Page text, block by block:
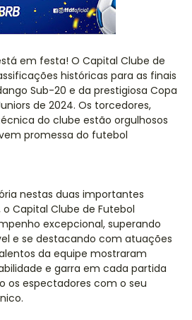
em festa! O Capital Clube de
históricas para as finais
Sub-20 e da prestigiosa Copa
de 2024. Os torcedores,
do clube estão orgulhosos
promessa do futebol
nestas duas importantes
Capital Clube de Futebol
excepcional, superando
e se destacando com atuações
da equipe mostraram
e garra em cada partida
os espectadores com o seu